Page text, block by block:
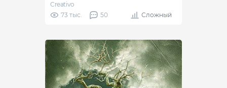
Creativo
73 тыс.
50 Сложный